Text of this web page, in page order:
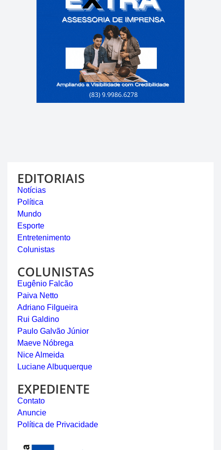
EDITORIAIS
Notícias
Política
Mundo
Esporte
Entretenimento
Colunistas
COLUNISTAS
Eugênio Falcão
Paiva Netto
Adriano Filgueira
Rui Galdino
Paulo Galvão Júnior
Maeve Nóbrega
Nice Almeida
Luciane Albuquerque
EXPEDIENTE
Contato
Anuncie
Política de Privacidade